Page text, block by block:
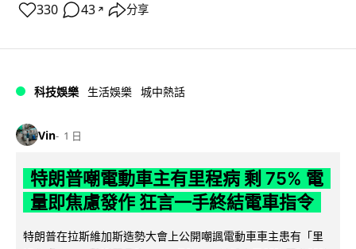
330 43 ↗ 分享
科技娛樂 生活娛樂 城中熱話
Vin 1 日
特朗普嘲電動車主有里程病 剩 75% 電
量即焦慮發作 狂言一手終結電車指令
特朗普在拉斯維加斯造勢大會上公開嘲諷電動車車主患有「里